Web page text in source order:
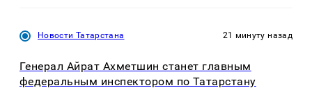
Новости Татарстана 21 минуту назад
Генерал Айрат Ахметшин станет главным
федеральным инспектором по Татарстану